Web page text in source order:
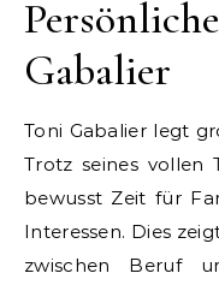
Gabalier
Toni Gabalier legt
Trotz seines vollen
bewusst Zeit für
Interessen. Dies
zwischen Beruf